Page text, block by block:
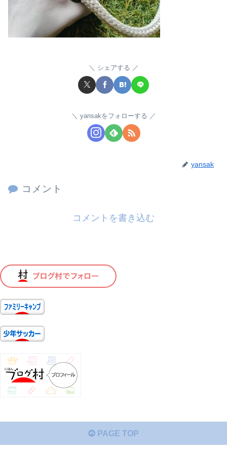
シェアする
yansakをフォローする
yansak
コメント
コメントを書き込む
PAGE TOP